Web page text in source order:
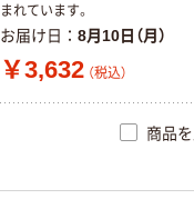
まれています。
お届け日 8月10日（月）
￥3,632 （税込）
商品